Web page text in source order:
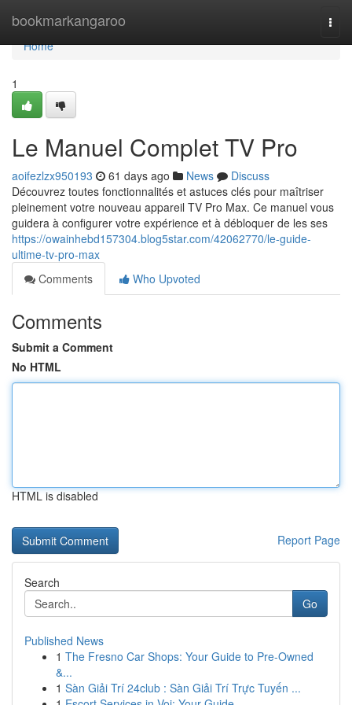
bookmarkangaroo
Home
Home
1
Le Manuel Complet TV Pro
aoifezlzx950193 61 days ago News
Discuss
Découvrez toutes fonctionnalités et astuces clés pour maîtriser
pleinement votre nouveau appareil TV Pro Max. Ce manuel vous
guidera à configurer votre expérience et à débloquer de les ses
https://owainhebd157304.blog5star.com/42062770/le-guide-
ultime-tv-pro-max
Comments
Who Upvoted
Comments
Submit a Comment
No HTML
HTML is disabled
Report Page
Search
Go
Published News
1 The Fresno Car Shops: Your Guide to Pre-Owned
&...
1 Sàn Giải Trí 24club : Sàn Giải Trí Trực Tuyến ...